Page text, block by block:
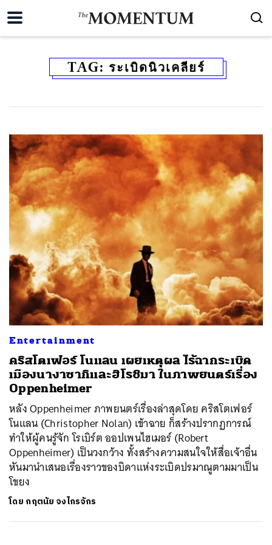
TAG: ระเบิดนิวเคลียร์
Entertainment
คริสโตเฟอร์ โนแลน เผยเหตุผล ไร้ฉากระเบิด
เมืองนางาซากิและฮิโรชิมา ในภาพยนตร์เรื่อง
Oppenheimer
หลัง Oppenheimer ภาพยนตร์เรื่องล่าสุดโดย คริสโตเฟอร์
โนแลน (Christopher Nolan) เข้าฉาย ก็สร้างปรากฏการณ์
ทำให้ผู้คนรู้จัก โรเบิร์ต ออปเพนไฮเมอร์ (Robert
Oppenheimer) เป็นวงกว้าง ทั้งสร้างความสนใจให้สื่อเจ้าอื่น
หันมานำเสนอเรื่องราวของบิดาแห่งระเบิดปรมาณูตามมาเป็น
โขยง
โดย กฤตนัย จงไกรจักร
ค้นหา
SHARE